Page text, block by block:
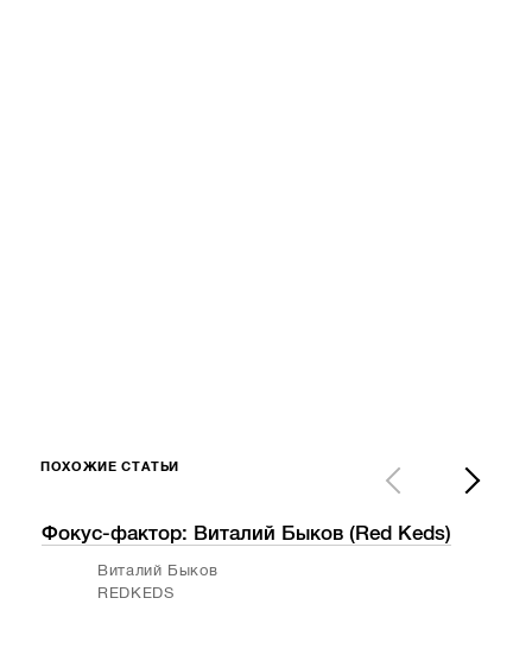
ПОХОЖИЕ СТАТЬИ
Фокус-фактор: Виталий Быков (Red Keds)
Виталий Быков
REDKEDS